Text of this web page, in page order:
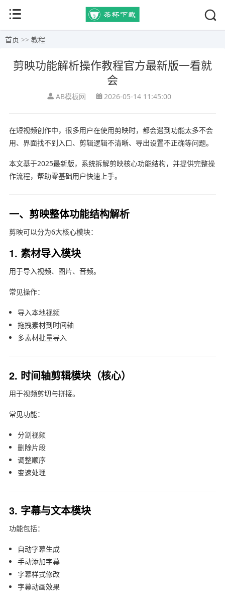
首页 >> 教程
剪映功能解析操作教程官方最新版一看就
会
AB模板网 2026-05-14 11:45:00
在短视频创作中，很多用户在使用剪映时，都会遇到功能太多不会
用、界面找不到入口、剪辑逻辑不清晰、导出设置不正确等问题。
本文基于2025最新版，系统拆解剪映核心功能结构，并提供完整操
作流程，帮助零基础用户快速上手。
一、剪映整体功能结构解析
剪映可以分为6大核心模块：
1. 素材导入模块
用于导入视频、图片、音频。
常见操作：
导入本地视频
拖拽素材到时间轴
多素材批量导入
2. 时间轴剪辑模块（核心）
用于视频剪切与拼接。
常见功能：
分割视频
删除片段
调整顺序
变速处理
3. 字幕与文本模块
功能包括：
自动字幕生成
手动添加字幕
字幕样式修改
字幕动画效果